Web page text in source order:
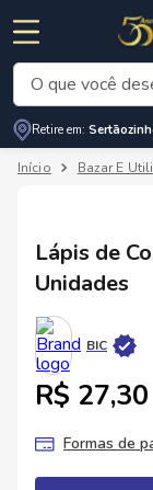
CUPOM
O que você
Retire em:
Bazar E
Lápis de
Unidades
BIC
R$ 27,30
Formas de
Termos mais
3º
cerveja
5º arroz